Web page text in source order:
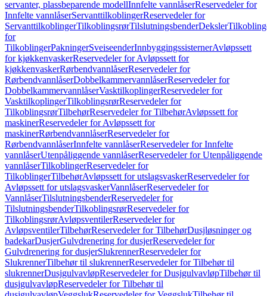
servanter, plassbeparende modellInnfelte vannlåserReservedeler for
Innfelte vannlåserServanttilkoblingerReservedeler for
ServanttilkoblingerTilkoblingsrørTilslutningsbenderDeksler
for
TilkoblingerPakningerSveiseenderInnbyggingssisternerAvløpssett
for kjøkkenvaskerReservedeler for Avløpssett for
kjøkkenvaskerRørbendvannlåserReservedeler for
RørbendvannlåserDobbelkammervannlåserReservedeler for
DobbelkammervannlåserVasktilkoplingerReservedeler for
VasktilkoplingerTilkoblingsrørReservedeler for
TilkoblingsrørTilbehørReservedeler for TilbehørAvløpssett for
maskinerReservedeler for Avløpssett for
maskinerRørbendvannlåserReservedeler for
RørbendvannlåserInnfelte vannlåserReservedeler for Innfelte
vannlåserUtenpåliggende vannlåserReservedeler for Utenpåliggende
vannlåserTilkoblingerReservedeler for
TilkoblingerTilbehørAvløpssett for utslagsvaskerReservedeler for
Avløpssett for utslagsvaskerVannlåserReservedeler for
VannlåserTilslutningsbenderReservedeler for
TilslutningsbenderTilkoblingsrørReservedeler for
TilkoblingsrørAvløpsventilerReservedeler for
AvløpsventilerTilbehørReservedeler for TilbehørDusjløsninger og
badekarDusjerGulvdrenering for dusjerReservedeler for
Gulvdrenering for dusjerSlukrennerReservedeler for
SlukrennerTilbehør til slukrennerReservedeler for Tilbehør til
slukrennerDusjgulvavløpReservedeler for DusjgulvavløpTilbehør til
dusjgulvavløpReservedeler for Tilbehør til